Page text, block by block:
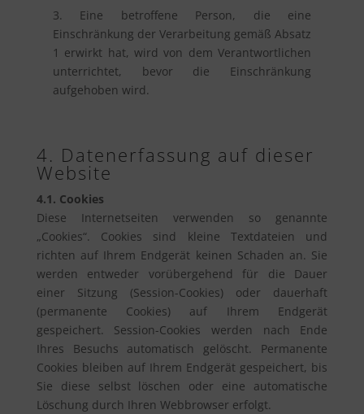
3. Eine betroffene Person, die eine
Einschränkung der Verarbeitung gemäß Absatz
1 erwirkt hat, wird von dem Verantwortlichen
unterrichtet, bevor die Einschränkung
aufgehoben wird.
4. Datenerfassung auf dieser
Website
4.1. Cookies
Diese Internetseiten verwenden so genannte
„Cookies“. Cookies sind kleine Textdateien und
richten auf Ihrem Endgerät keinen Schaden an. Sie
werden entweder vorübergehend für die Dauer
einer Sitzung (Session-Cookies) oder dauerhaft
(permanente Cookies) auf Ihrem Endgerät
gespeichert. Session-Cookies werden nach Ende
Ihres Besuchs automatisch gelöscht. Permanente
Cookies bleiben auf Ihrem Endgerät gespeichert, bis
Sie diese selbst löschen oder eine automatische
Löschung durch Ihren Webbrowser erfolgt.